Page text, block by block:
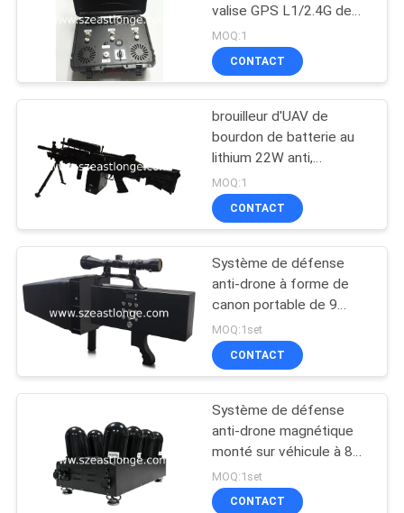
DEMANDER
UN DEVIS
PLAN
SITE
PRIVACY
POLICY
valise GPS L1/2.4G de
système de
bourdon/bandes 5.8G 3
MOQ:1
CONTACT
brouilleur d'UAV de
bourdon de batterie au
lithium 22W anti,
intercepteur bloquant
l'arme à feu EST-707A
MOQ:1
CONTACT
Système de défense
anti-drone à forme de
canon portable de 9
canaux conçu pour une
sécurité accrue dans les
zones sensibles avec
de 2000 m
MOQ:1set
CONTACT
Système de défense
anti-drone magnétique
monté sur véhicule à 8
bandes, équipé d'une
batterie intégrée et
MOQ:1set
CONTACT